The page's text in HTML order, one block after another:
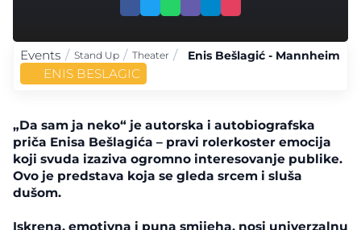
Events / Stand Up / Theater / Enis Bešlagić - Mannheim
ENIS BESLAGIC
„Da sam ja neko“ je autorska i autobiografska
priča Enisa Bešlagića – pravi rolerkoster emocija
koji svuda izaziva ogromno interesovanje publike.
Ovo je predstava koja se gleda srcem i sluša
dušom.
Iskrena, emotivna i puna smijeha, nosi univerzalnu